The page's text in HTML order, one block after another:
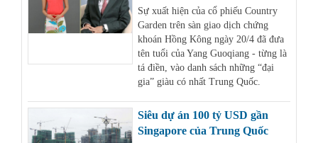
Sự xuất hiện của cổ phiếu Country
Garden trên sàn giao dịch chứng
khoán Hồng Kông ngày 20/4 đã đưa
tên tuổi của Yang Guoqiang - từng là
tá điền, vào danh sách những “đại
gia” giàu có nhất Trung Quốc.
Siêu dự án 100 tỷ USD gần
Singapore của Trung Quốc